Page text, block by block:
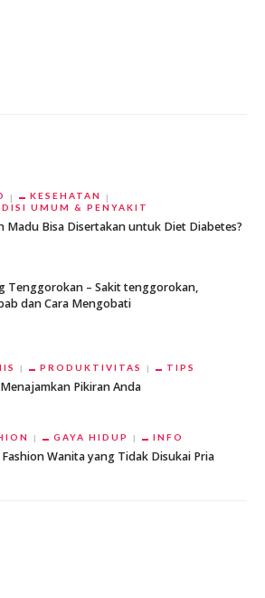
KESEHATAN
UMUM & PENYAKIT
Madu Bisa Disertakan untuk Diet Diabetes?
Tenggorokan – Sakit tenggorokan,
dan Cara Mengobati
PRODUKTIVITAS TIPS
Menajamkan Pikiran Anda
GAYA HIDUP INFO
Wanita yang Tidak Disukai Pria